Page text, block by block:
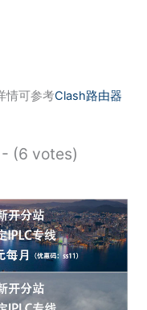
情可参考Clash路由器
(6 votes)